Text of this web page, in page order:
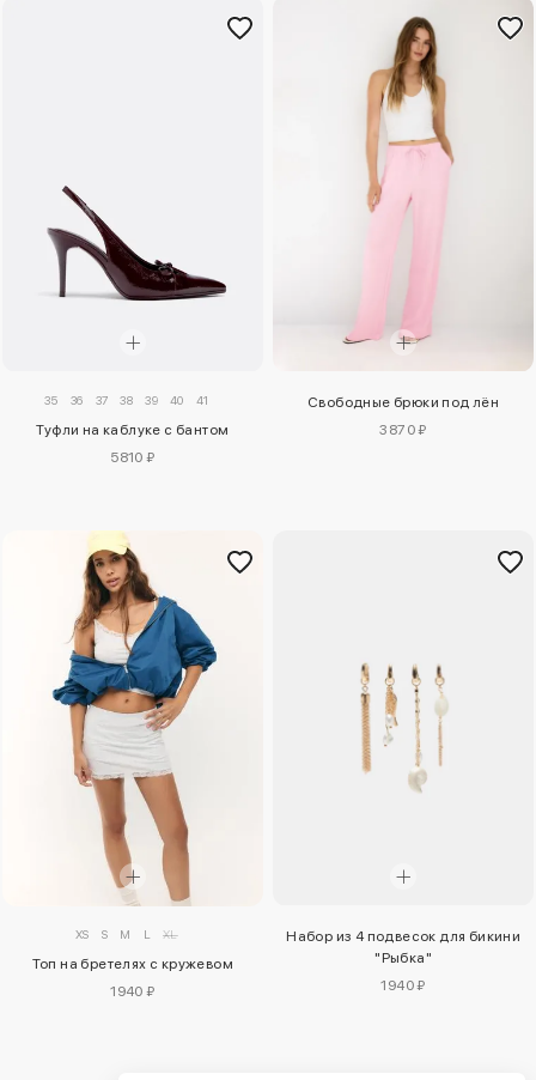
35 36 37 38 39 40 41
Туфли на каблуке с бантом
5810 ₽
Свободные брюки под лён
3870 ₽
XS S M L XL
Топ на бретелях с кружевом
1940 ₽
Набор из 4 подвесок для бикини
"Рыбка"
1940 ₽